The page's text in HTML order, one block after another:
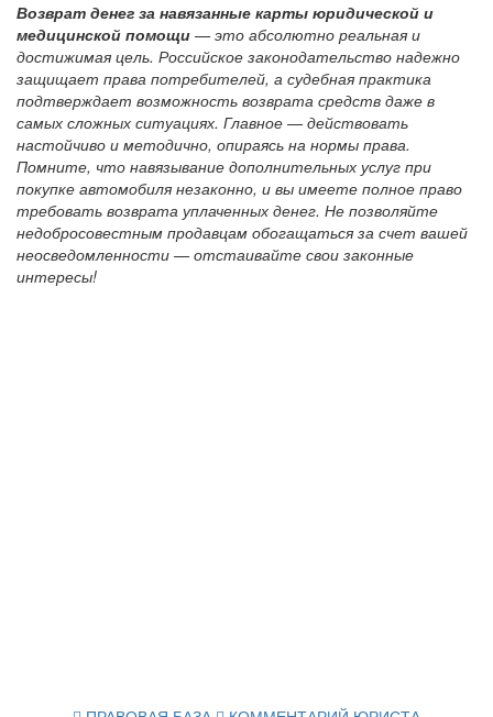
Возврат денег за навязанные карты юридической и
медицинской помощи — это абсолютно реальная и
достижимая цель. Российское законодательство надежно
защищает права потребителей, а судебная практика
подтверждает возможность возврата средств даже в
самых сложных ситуациях. Главное — действовать
настойчиво и методично, опираясь на нормы права.
Помните, что навязывание дополнительных услуг при
покупке автомобиля незаконно, и вы имеете полное право
требовать возврата уплаченных денег. Не позволяйте
недобросовестным продавцам обогащаться за счет вашей
неосведомленности — отстаивайте свои законные
интересы!